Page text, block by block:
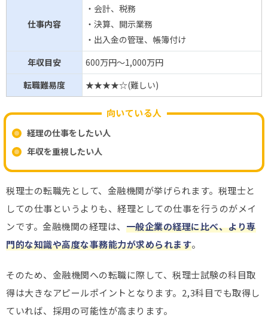
仕事内容
・会計、税務
・決算、開示業務
・出入金の管理、帳簿付け
年収目安
600万円～1,000万円
転職難易度
★★★★☆(難しい)
向いている人
経理の仕事をしたい人
年収を重視したい人
税理士の転職先として、金融機関が挙げられます。税理士と
しての仕事というよりも、経理としての仕事を行うのがメイ
ンです。金融機関の経理は、 一般企業の経理に比べ、より専
門的な知識や高度な事務能力が求められます。
そのため、金融機関への転職に際して、税理士試験の科目取
得は大きなアピールポイントとなります。2,3科目でも取得し
ていれば、採用の可能性が高まります。